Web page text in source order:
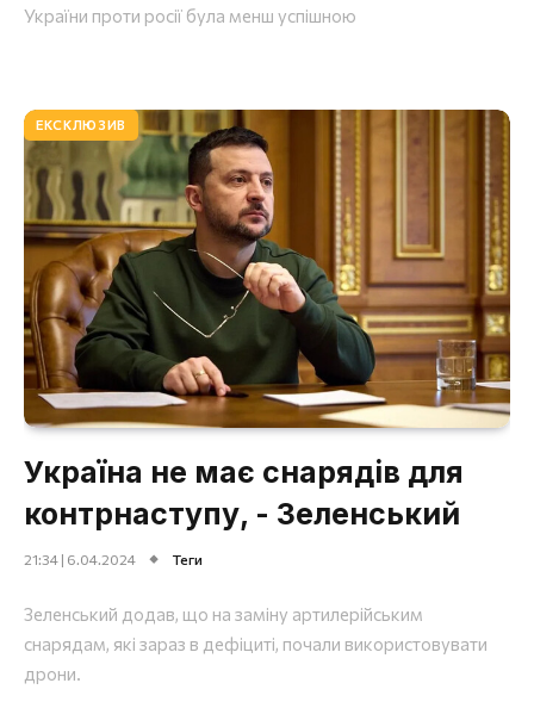
України проти росії була менш успішною
ЕКСКЛЮЗИВ
Україна не має снарядів для
контрнаступу, - Зеленський
21:34 | 6.04.2024 Теги
Зеленський додав, що на заміну артилерійським
снарядам, які зараз в дефіциті, почали використовувати
дрони.